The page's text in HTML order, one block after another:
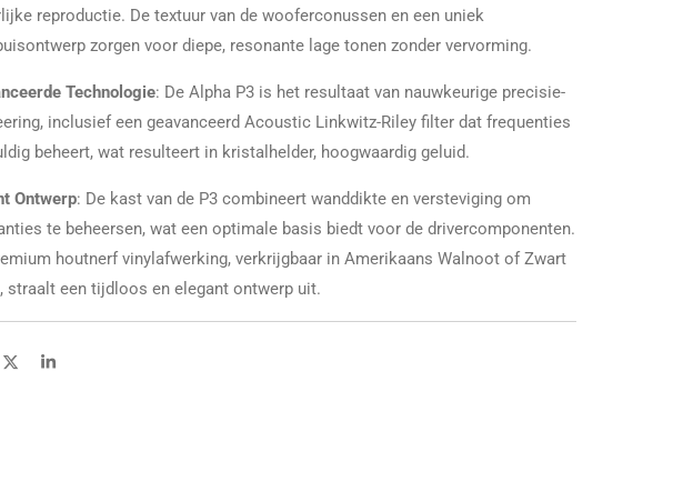
reproductie. De textuur van de wooferconussen en een uniek
zorgen voor diepe, resonante lage tonen zonder vervorming.
Technologie: De Alpha P3 is het resultaat van nauwkeurige precisie-
inclusief een geavanceerd Acoustic Linkwitz-Riley filter dat frequenties
beheert, wat resulteert in kristalhelder, hoogwaardig geluid.
Ontwerp: De kast van de P3 combineert wanddikte en versteviging om
te beheersen, wat een optimale basis biedt voor de drivercomponenten.
houtnerf vinylafwerking, verkrijgbaar in Amerikaans Walnoot of Zwart
straalt een tijdloos en elegant ontwerp uit.
D
S